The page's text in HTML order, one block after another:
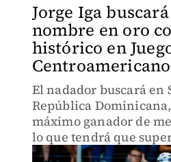
Jorge Iga
nombre en oro
histórico en
El nadador buscará en
República
máximo ganador de
lo que tendrá que
Diosdado.